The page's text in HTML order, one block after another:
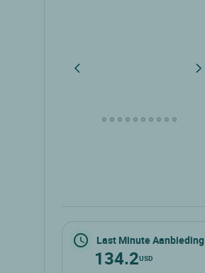
Last Minute Aanbieding
134.2USD